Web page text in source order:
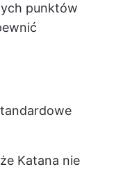
punktów
Katana nie